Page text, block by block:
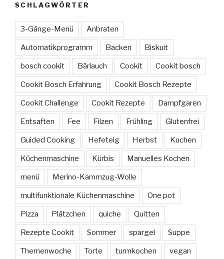
SCHLAGWÖRTER
3-Gänge-Menü Anbraten
Automatikprogramm Backen Biskuit
bosch cookit Bärlauch Cookit Cookit bosch
Cookit Bosch Erfahrung Cookit Bosch Rezepte
Cookit Challenge Cookit Rezepte Dampfgaren
Entsaften Fee Filzen Frühling Glutenfrei
Guided Cooking Hefeteig Herbst Kuchen
Küchenmaschine Kürbis Manuelles Kochen
menü Merino-Kammzug-Wolle
multifunktionale Küchenmaschine One pot
Pizza Plätzchen quiche Quitten
Rezepte Cookit Sommer spargel Suppe
Themenwoche Torte turmkochen vegan